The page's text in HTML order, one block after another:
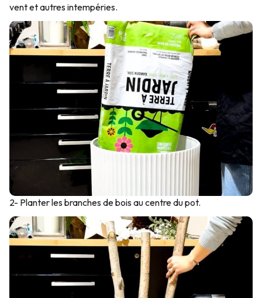
vent et autres intempéries.
2- Planter les branches de bois au centre du pot.